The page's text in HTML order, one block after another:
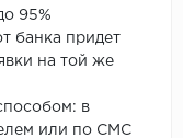
95%
банка придет
на той же
в
или по СМС